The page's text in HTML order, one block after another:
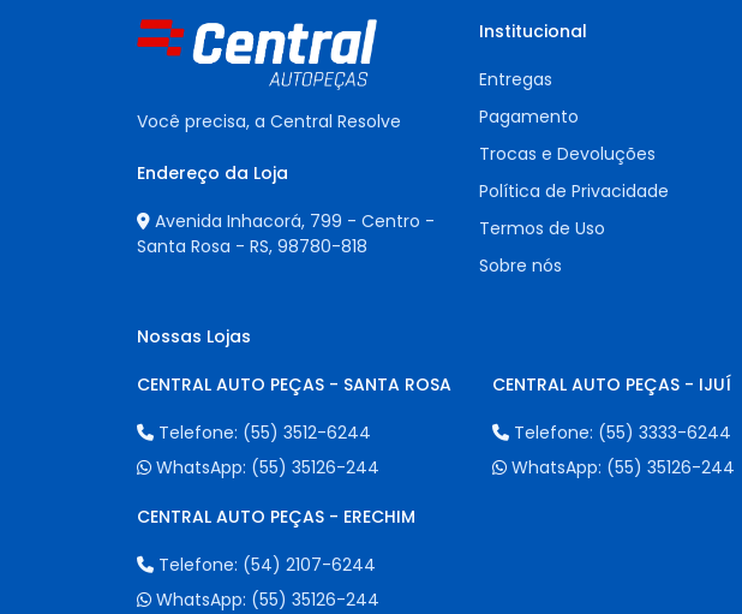
Você precisa, a Central Resolve
Endereço da Loja
Avenida Inhacorá, 799 - Centro -
Santa Rosa - RS, 98780-818
Institucional
Entregas
Pagamento
Trocas e Devoluções
Política de Privacidade
Termos de Uso
Sobre nós
Nossas Lojas
CENTRAL AUTO PEÇAS - SANTA ROSA
Telefone: (55) 3512-6244
WhatsApp: (55) 35126-244
CENTRAL AUTO PEÇAS - IJUÍ
Telefone: (55) 3333-6244
WhatsApp: (55) 35126-244
CENTRAL AUTO PEÇAS - ERECHIM
Telefone: (54) 2107-6244
WhatsApp: (55) 35126-244